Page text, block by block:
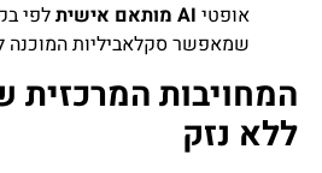
אופטי AI מותאם אישית
לפי
שמאפשר סקלאביליות המוכנה
המחויבות המרכזית
ללא נזק